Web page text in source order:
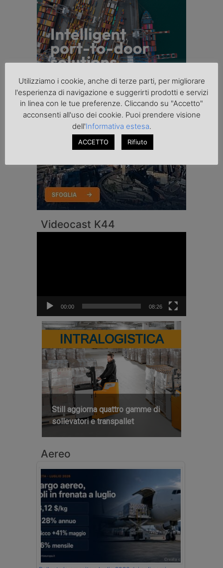
Videocast K44
00:00 08:26
INTRALOGISTICA
Still aggiorna quattro gamme di
sollevatori e transpallet
Aereo
Utilizziamo i cookie, anche di terze parti, per migliorare
l'esperienza di navigazione e suggerirti prodotti e servizi
in linea con le tue preferenze. Cliccando su "Accetto"
acconsenti all'uso dei cookie. Puoi prendere visione
dell'Informativa estesa.
ACCETTO Rifiuto